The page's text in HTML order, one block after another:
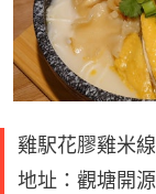
雞駅花膠雞米
地址：觀塘開